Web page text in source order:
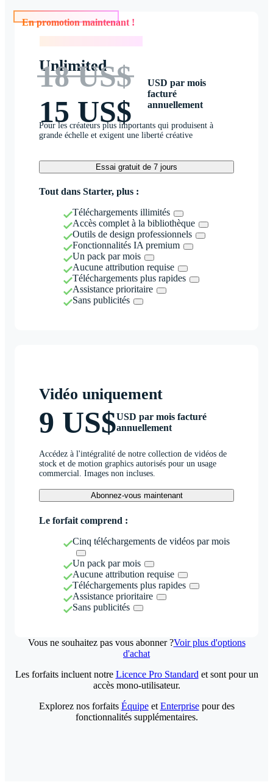
En promotion maintenant !
Unlimited
18 US$
15 US$
USD par mois
facturé
annuellement
Pour les créateurs plus importants qui produisent à
grande échelle et exigent une liberté créative
Essai gratuit de 7 jours
Tout dans Starter, plus :
Téléchargements illimités
Accès complet à la bibliothèque
Outils de design professionnels
Fonctionnalités IA premium
Un pack par mois
Aucune attribution requise
Téléchargements plus rapides
Assistance prioritaire
Sans publicités
Vidéo uniquement
9 US$USD par mois facturé
annuellement
Accédez à l'intégralité de notre collection de vidéos de
stock et de motion graphics autorisés pour un usage
commercial. Images non incluses.
Abonnez-vous maintenant
Le forfait comprend :
Cinq téléchargements de vidéos par mois
Un pack par mois
Aucune attribution requise
Téléchargements plus rapides
Assistance prioritaire
Sans publicités
Vous ne souhaitez pas vous abonner ?Voir plus d'options
d'achat
Les forfaits incluent notre Licence Pro Standard et sont pour un
accès mono-utilisateur.
Explorez nos forfaits Équipeet Enterprisepour des
fonctionnalités supplémentaires.